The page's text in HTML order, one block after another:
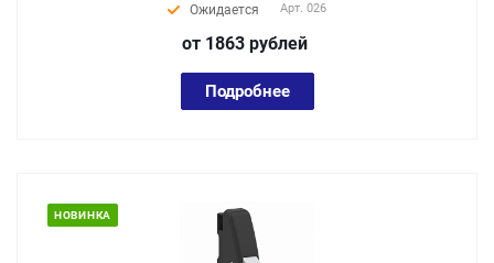
Ожидается Арт. 026
от 1863 рублей
Подробнее
НОВИНКА